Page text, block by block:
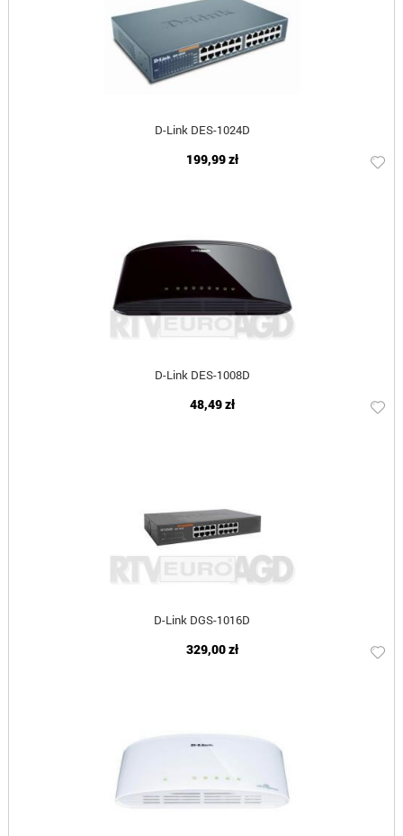
D-Link DES-1024D
199,99 zł
D-Link DES-1008D
48,49 zł
D-Link DGS-1016D
329,00 zł